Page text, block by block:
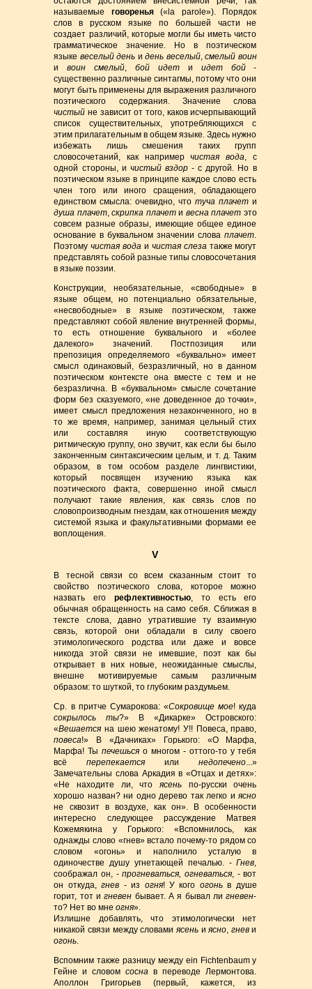
называемые говоренья(«la parole»). Порядок
слов в русском языке по большей части не
создает различий, которые могли бы иметь чисто
грамматическое значение. Но в поэтическом
языке веселый день идень веселый,смелый воин
ивоин смелый,бой идети идет бой-
существенно различные синтагмы, потому что они
могут быть применены для выражения различного
поэтического содержания. Значение слова
чистый не зависит от того, каков исчерпывающий
список существительных, употребляющихся с
этим прилагательным в общем языке. Здесь нужно
избежать лишь смешения таких групп
словосочетаний, как напримерчистая вода, с
одной стороны, и чистый вздор- с другой. Но в
поэтическом языке в принципе каждое слово есть
член того или иного сращения, обладающего
единством смысла: очевидно, что туча плачети
душа плачет,скрипка плачети весна плачет это
совсем разные образы, имеющие общее единое
основание в буквальном значении словаплачет.
Поэтомучистая вода и чистая слезатакже могут
представлять собой разные типы словосочетания
в языке поэзии.
Конструкции, необязательные, «свободные» в
языке общем, но потенциально обязательные,
«несвободные» в языке поэтическом, также
представляют собой явление внутренней формы,
то есть отношение буквального и «более
далекого» значений. Постпозиция или
препозиция определяемого «буквально» имеет
смысл одинаковый, безразличный, но в данном
поэтическом контексте она вместе с тем и не
безразлична. В «буквальном» смысле сочетание
форм без сказуемого, «не доведенное до точки»,
имеет смысл предложения незаконченного, но в
то же время, например, занимая цельный стих
или составляя иную соответствующую
ритмическую группу, оно звучит, как если бы было
законченным синтаксическим целым, и т. д. Таким
образом, в том особом разделе лингвистики,
который посвящен изучению языка как
поэтического факта, совершенно иной смысл
получают такие явления, как связь слов по
словопроизводным гнездам, как отношения между
системой языка и факультативными формами ее
воплощения.
V
В тесной связи со всем сказанным стоит то
свойство поэтического слова, которое можно
назвать егорефлективностью, то есть его
обычная обращенность на само себя. Сближая в
тексте слова, давно утратившие ту взаимную
связь, которой они обладали в силу своего
этимологического родства или даже и вовсе
никогда этой связи не имевшие, поэт как бы
открывает в них новые, неожиданные смыслы,
внешне мотивируемые самым различным
образом: то шуткой, то глубоким раздумьем.
Ср. в притче Сумарокова: «Сокровище мое! куда
сокрылось ты?» В «Дикарке» Островского:
«Вешается на шею женатому! У!! Повеса, право,
повеса!» В «Дачниках» Горького: «О Марфа,
Марфа! Тыпечешься о многом - оттого-то у тебя
всёперепекается или недопечено...»
Замечательны слова Аркадия в «Отцах и детях»:
«Не находите ли, чтоясень по-русски очень
хорошо назван? ни одно дерево так легко иясно
не сквозит в воздухе, как он». В особенности
интересно следующее рассуждение Матвея
Кожемякина у Горького: «Вспомнилось, как
однажды слово «гнев» встало почему-то рядом со
словом «огонь» и наполнило усталую в
одиночестве душу угнетающей печалью. -Гнев,
соображал он, -прогневаться, огневаться, - вот
он откуда,гнев - из огня! У кого огоньв душе
горит, тот игневен бывает. А я бывал лигневен-
то? Нет во мнеогня».
Излишне добавлять, что этимологически нет
никакой связи между словами ясеньиясно, гневи
огонь.
Вспомним также разницу между еin Fichtenbaum у
Гейне и словомсосна в переводе Лермонтова.
Аполлон Григорьев (первый, кажется, из